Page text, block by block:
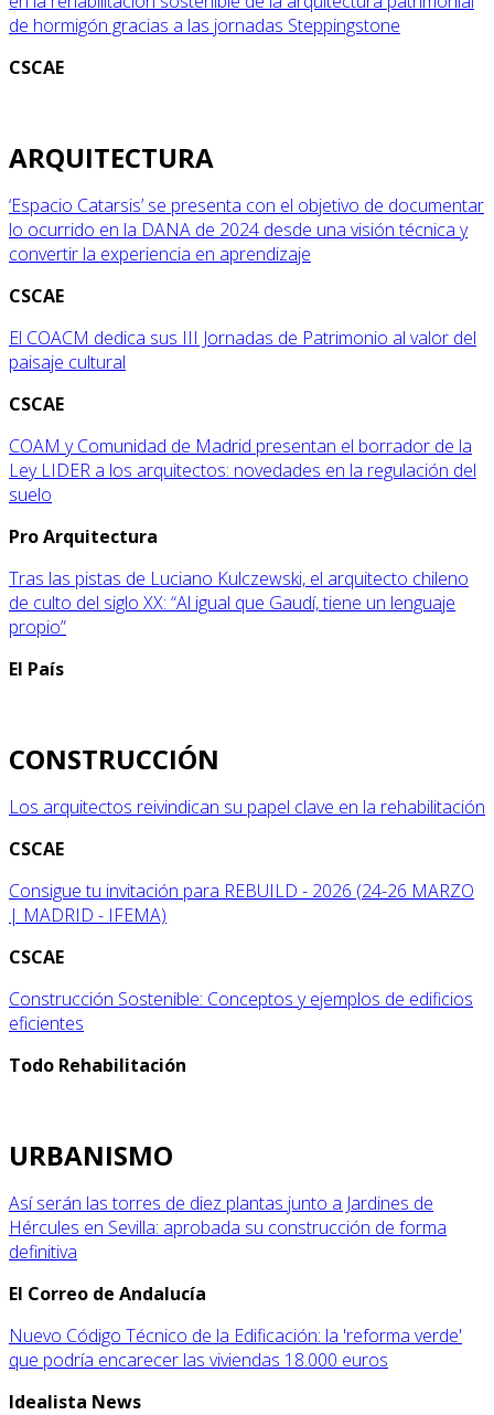
de hormigón gracias a las jornadas Steppingstone
CSCAE
ARQUITECTURA
‘Espacio Catarsis’ se presenta con el objetivo de documentar
lo ocurrido en la DANA de 2024 desde una visión técnica y
convertir la experiencia en aprendizaje
CSCAE
El COACM dedica sus III Jornadas de Patrimonio al valor del
paisaje cultural
CSCAE
COAM y Comunidad de Madrid presentan el borrador de la
Ley LIDER a los arquitectos: novedades en la regulación del
suelo
Pro Arquitectura
Tras las pistas de Luciano Kulczewski, el arquitecto chileno
de culto del siglo XX: “Al igual que Gaudí, tiene un lenguaje
propio”
El País
CONSTRUCCIÓN
Los arquitectos reivindican su papel clave en la rehabilitación
CSCAE
Consigue tu invitación para REBUILD - 2026 (24-26 MARZO
| MADRID - IFEMA)
CSCAE
Construcción Sostenible: Conceptos y ejemplos de edificios
eficientes
Todo Rehabilitación
URBANISMO
Así serán las torres de diez plantas junto a Jardines de
Hércules en Sevilla: aprobada su construcción de forma
definitiva
El Correo de Andalucía
Nuevo Código Técnico de la Edificación: la 'reforma verde'
que podría encarecer las viviendas 18.000 euros
Idealista News